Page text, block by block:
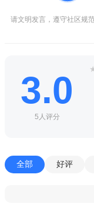
请文明发言，遵守社区规
3.0
5人评分
全部 好评